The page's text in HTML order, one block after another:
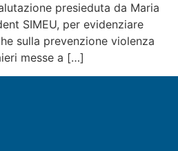
presieduta da Maria
SIMEU, per evidenziare
sulla prevenzione violenza
messe a […]